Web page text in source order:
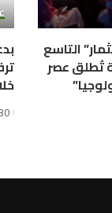
التاسع
تُطلق عصر
خلال 9
30